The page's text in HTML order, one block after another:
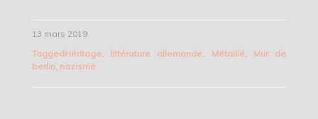
13 mars 2019
TaggedHéritage, littérature allemande Métailié
Mur de
berlin, nazisme